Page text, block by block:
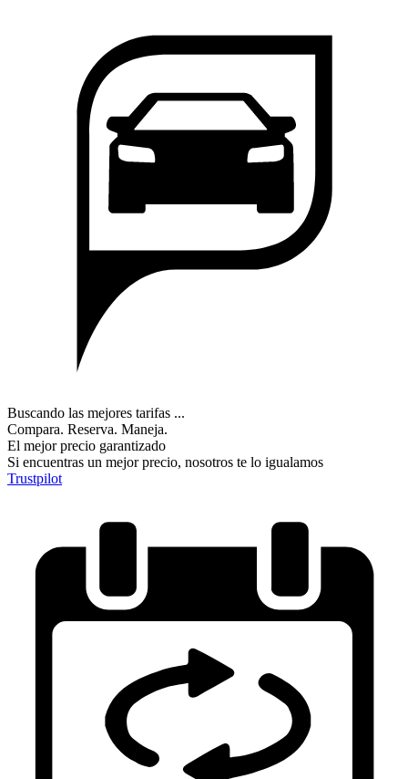
Buscando las mejores tarifas ...
Compara. Reserva. Maneja.
El mejor precio garantizado
Si encuentras un mejor precio, nosotros te lo igualamos
Trustpilot